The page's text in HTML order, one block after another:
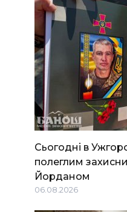
Сьогодні в
полеглим
Йорданом
06.08.2026